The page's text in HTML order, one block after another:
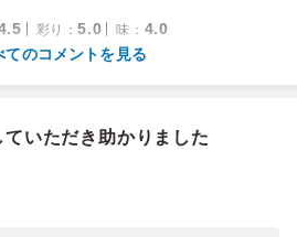
彩り ：5.0 味 ： 4.0
てのコメントを見る
いただき助かりました